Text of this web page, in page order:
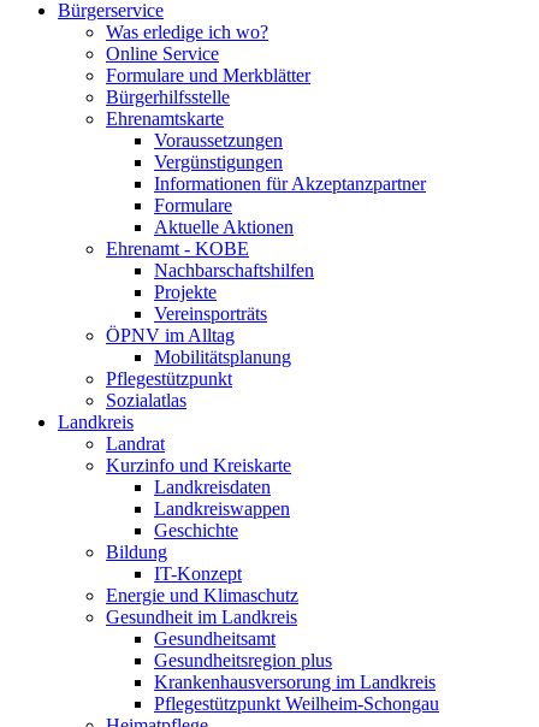
Bürgerservice
Was erledige ich wo?
Online Service
Formulare und Merkblätter
Bürgerhilfsstelle
Ehrenamtskarte
Voraussetzungen
Vergünstigungen
Informationen für Akzeptanzpartner
Formulare
Aktuelle Aktionen
Ehrenamt - KOBE
Nachbarschaftshilfen
Projekte
Vereinsporträts
ÖPNV im Alltag
Mobilitätsplanung
Pflegestützpunkt
Sozialatlas
Landkreis
Landrat
Kurzinfo und Kreiskarte
Landkreisdaten
Landkreiswappen
Geschichte
Bildung
IT-Konzept
Energie und Klimaschutz
Gesundheit im Landkreis
Gesundheitsamt
Gesundheitsregion plus
Krankenhausversorung im Landkreis
Pflegestützpunkt Weilheim-Schongau